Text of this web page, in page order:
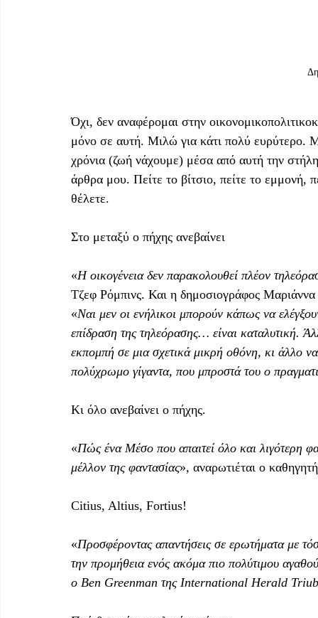
Όχι, δεν αναφέρομαι στην
μόνο σε αυτή. Μιλώ για κάτι πολύ ευρύτερο.
χρόνια (ζωή νάχουμε) μέσα από αυτή την
άρθρα μου. Πείτε το βίτσιο, πείτε το εμμονή,
θέλετε.
Στο μεταξύ ο πήχης ανεβαίνει
«Η οικογένεια δεν παρακολουθεί πλέον
Τζεφ Ρόμπινς. Και η δημοσιογράφος
«Ναι μεν οι ενήλικοι μπορούν κάπως να
επίδραση της τηλεόρασης… είναι καταλυτική.
εκπομπή σε μια σχετικά μικρή οθόνη, κι άλλο
πολύχρωμο γίγαντα, που μπροστά του ο
Κι όλο ανεβαίνει ο πήχης.
«Πώς ένα Μέσο που απαιτεί όλο και λιγότερη
μέλλον της φαντασίας», αναρωτιέται ο
Citius, Altius, Fortius!
«Προσφέροντας απαντήσεις σε ερωτήματα με
την προμήθεια ενός ακόμα πιο πολύτιμου
ο Ben Greenman της International Herald